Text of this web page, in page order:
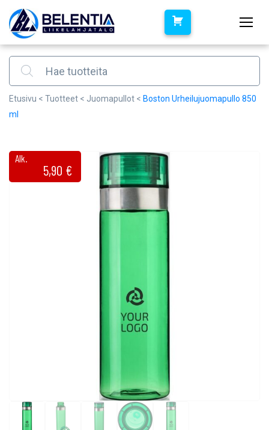
Products search
Etusivu < Tuotteet < Juomapullot < Boston Urheilujuomapullo 850
ml
Alk.
5,90 €